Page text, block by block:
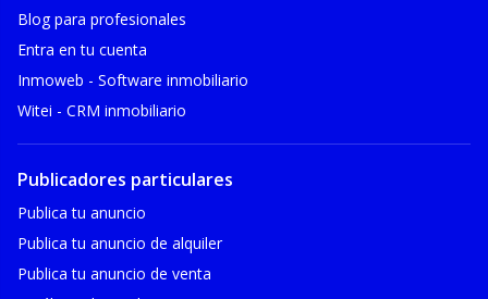
Blog para profesionales
Entra en tu cuenta
Inmoweb - Software inmobiliario
Witei - CRM inmobiliario
Publicadores particulares
Publica tu anuncio
Publica tu anuncio de alquiler
Publica tu anuncio de venta